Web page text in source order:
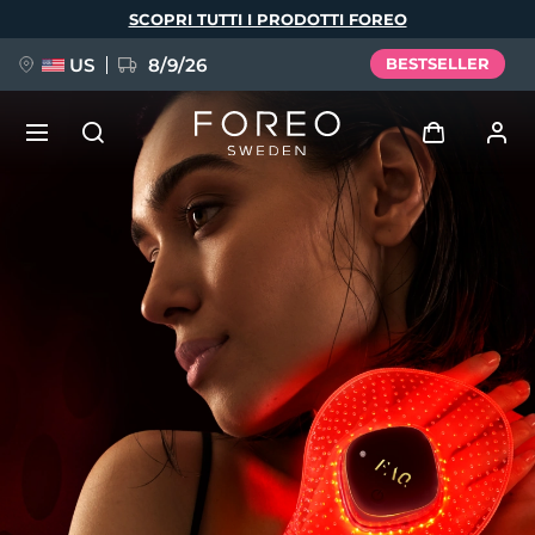
SCOPRI TUTTI I PRODOTTI FOREO
US 8/9/26 BESTSELLER
Accedi
Profilo utente
I miei dispositivi
I miei ordini
I miei indirizzi
I miei abbonamenti
FAQ™ Pure Beauty-Tech Elixir
BREAKING NEWS
issa™ Teeth Whitening Set
Deutsch
Español
Italiano
Português
Svenska
Русский
Türkçe
简体中文 繁體中文